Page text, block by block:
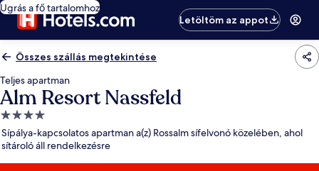
Ugrás a fő tartalomhoz
Letöltöm az appot
Összes szállás megtekintése
Teljes apartman
Alm Resort Nassfeld
4.0
csillagos
szálláshely
Sípálya-kapcsolatos apartman a(z) Rossalm sífelvonó közelében, ahol
sítároló áll rendelkezésre